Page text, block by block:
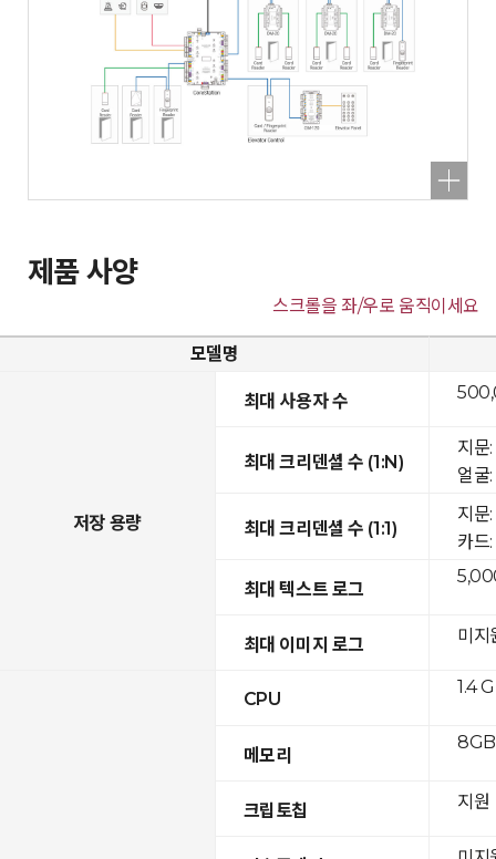
제품 사양
스크롤을 좌/우로 움직이세요
모델명
저장 용량
최대 사용자 수
최대 크리덴셜 수 (1:N)
최대 크리덴셜 수 (1:1)
최대 텍스트 로그
최대 이미지 로그
CPU
메모리
크립토칩
지
얼
지
카
미지
1.4
지원